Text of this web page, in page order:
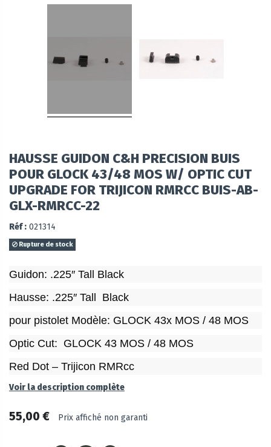
HAUSSE GUIDON C&H PRECISION BUIS
POUR GLOCK 43/48 MOS W/ OPTIC CUT
UPGRADE FOR TRIJICON RMRCC BUIS-AB-
GLX-RMRCC-22
Réf : 021314
Rupture de stock
Guidon: .225″ Tall Black
Hausse: .225″ Tall Black
pour pistolet Modèle: GLOCK 43x MOS / 48 MOS
Optic Cut: GLOCK 43 MOS / 48 MOS
Red Dot – Trijicon RMRcc
Voir la description complète
55,00 € Prix affiché non garanti